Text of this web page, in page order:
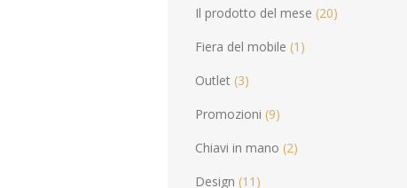
Il prodotto del mese (20)
Fiera del mobile (1)
Outlet (3)
Promozioni (9)
Chiavi in mano (2)
Design (11)